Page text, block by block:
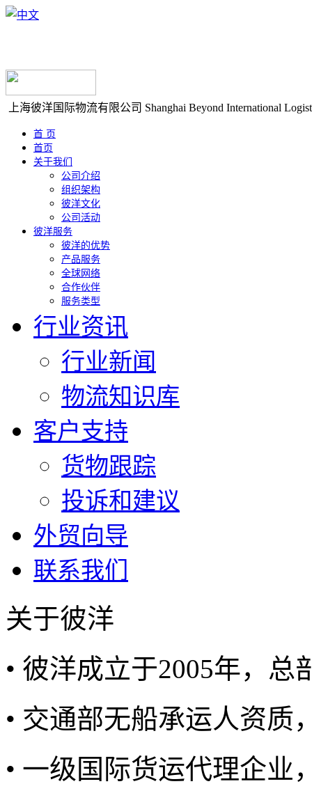
上海彼洋国际物流有限公司 Shanghai Beyond International
首 页
首页
关于我们
公司介绍
组织架构
彼洋文化
公司活动
彼洋服务
彼洋的优势
产品服务
全球网络
合作伙伴
服务类型
行业资讯
行业新闻
物流知识库
客户支持
货物跟踪
投诉和建议
外贸向导
联系我们
关于彼洋
• 彼洋成立于2005年，总
• 交通部无船承运人资质
• 一级国际货运代理企业